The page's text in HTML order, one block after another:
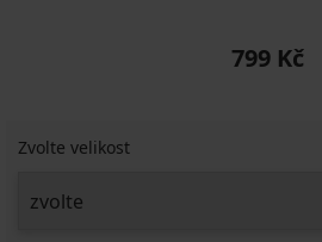
799 Kč
Zvolte velikost